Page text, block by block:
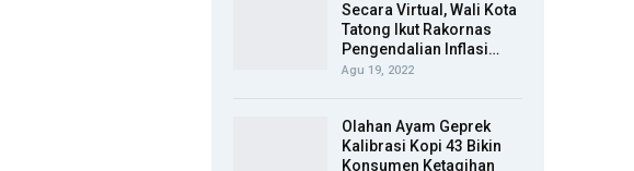
Secara Virtual, Wali Kota
Tatong Ikut Rakornas
Pengendalian Inflasi…
Agu 19, 2022
Olahan Ayam Geprek
Kalibrasi Kopi 43 Bikin
Konsumen Ketagihan